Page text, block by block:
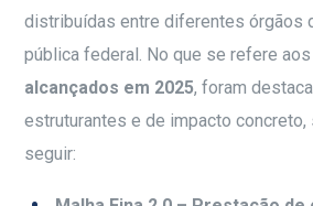
distribuídas entre diferentes órgãos
pública federal. No que se refere aos
alcançados em 2025, foram
estruturantes e de impacto
seguir: